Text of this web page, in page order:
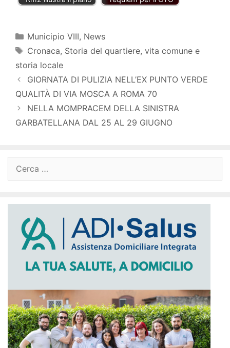
Categorie
Municipio VIII, News
Tag
Cronaca, Storia del quartiere, vita comune e
storia locale
GIORNATA DI PULIZIA NELL’EX PUNTO VERDE
QUALITÀ DI VIA MOSCA A ROMA 70
NELLA MOMPRACEM DELLA SINISTRA
GARBATELLANA DAL 25 AL 29 GIUGNO
per: